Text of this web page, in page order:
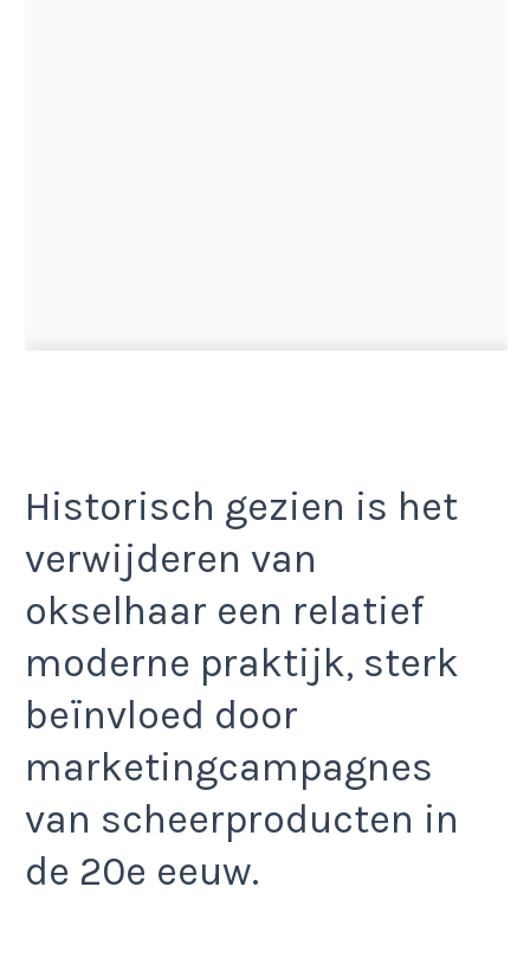
Historisch gezien is het
verwijderen van
okselhaar een relatief
moderne praktijk, sterk
beïnvloed door
marketingcampagnes
van scheerproducten in
de 20e eeuw.